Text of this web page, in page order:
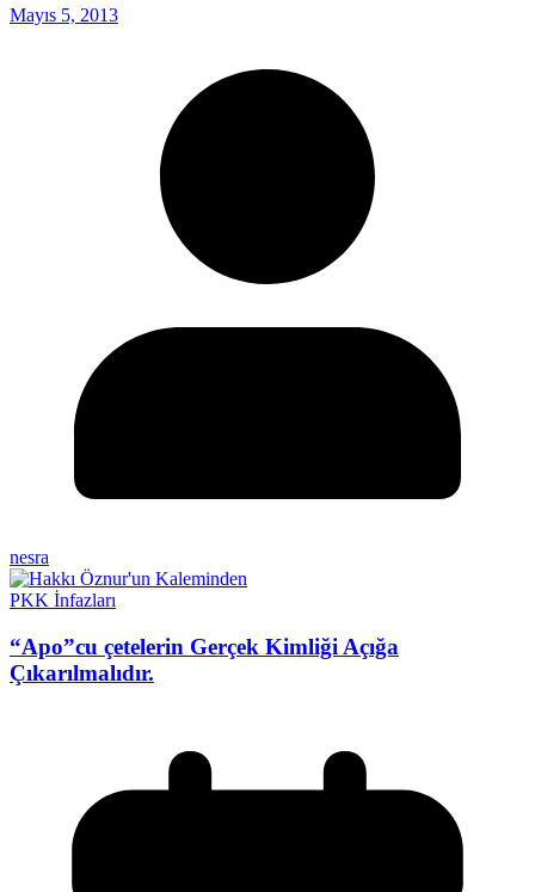
Mayıs 5, 2013
nesra
PKK İnfazları
“Apo”cu çetelerin Gerçek Kimliği Açığa
Çıkarılmalıdır.